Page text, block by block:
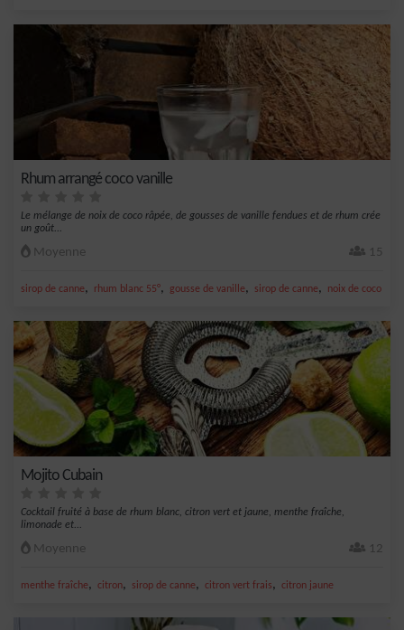
Rhum arrangé coco vanille
Le mélange de noix de coco râpée, de gousses de vanille fendues et de rhum crée
un goût...
Moyenne 15
sirop de canne, rhum blanc 55°, gousse de vanille, sirop de canne, noix de coco
Mojito Cubain
Cocktail fruité à base de rhum blanc, citron vert et jaune, menthe fraîche,
limonade et...
Moyenne 12
menthe fraîche, citron, sirop de canne, citron vert frais, citron jaune